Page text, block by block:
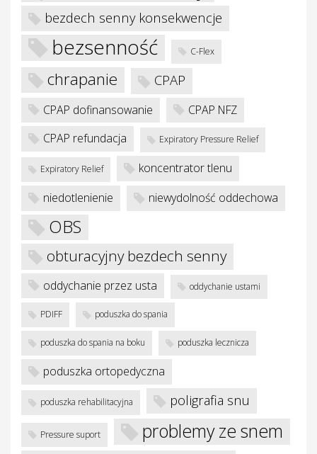
bezdech senny konsekwencje
bezsenność C-Flex
chrapanie CPAP
CPAP dofinansowanie
CPAP NFZ
CPAP refundacja
Expiratory Pressure Relief
Expiratory Relief
koncentrator tlenu
niedotlenienie
niewydolność oddechowa
OBS
obturacyjny bezdech senny
oddychanie przez usta oddychanie ustami
PDIFF poduszka do spania
poduszka do spania na boku poduszka lecznicza
poduszka ortopedyczna
poduszka rehabilitacyjna poligrafia snu
Pressure suport problemy ze snem